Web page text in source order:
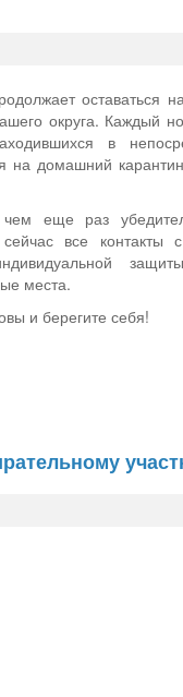
оставаться
округа. Каждый
в
на домашний
еще раз
сейчас все контакты
места.
и берегите себя!